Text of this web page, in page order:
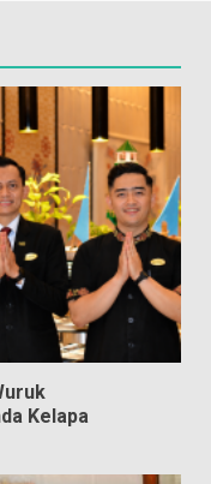
Kelapa